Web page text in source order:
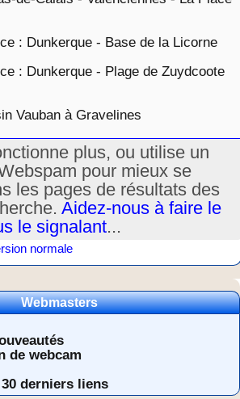
: Dunkerque - Base de la Licorne
: Dunkerque - Plage de Zuydcoote
Vauban à Gravelines
plus, ou utilise un
pour mieux se
les pages de résultats des
Aidez-nous à faire le
le signalant...
normale
Webmasters
de webcam
30 derniers liens